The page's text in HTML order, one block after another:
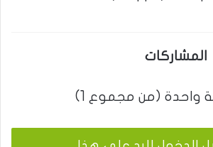
المشاركات
واحدة (من مجموع 1)